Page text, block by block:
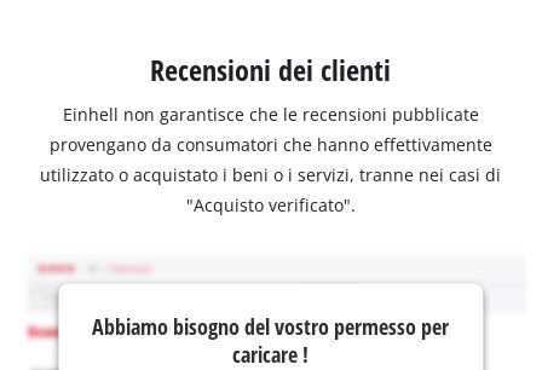
Recensioni dei clienti
Einhell non garantisce che le recensioni pubblicate
provengano da consumatori che hanno effettivamente
utilizzato o acquistato i beni o i servizi, tranne nei casi di
"Acquisto verificato".
Abbiamo bisogno del vostro permesso per
caricare !